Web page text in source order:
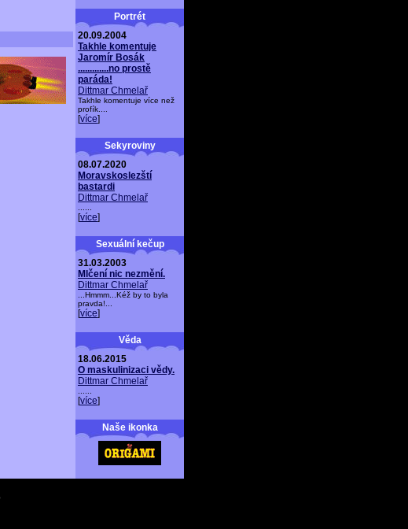
Portrét
20.09.2004
Takhle komentuje
Jaromír Bosák
.............no prostě
paráda!
Dittmar Chmelař
Takhle komentuje více než
profík....
[více]
Sekyroviny
08.07.2020
Moravskoslezští
bastardi
Dittmar Chmelař
[více]
Sexuální kečup
31.03.2003
Mlčení nic nezmění.
Dittmar Chmelař
...Hmmm...Kéž by to byla
pravda!...
[více]
Věda
18.06.2015
O maskulinizaci vědy.
Dittmar Chmelař
[více]
Naše ikonka